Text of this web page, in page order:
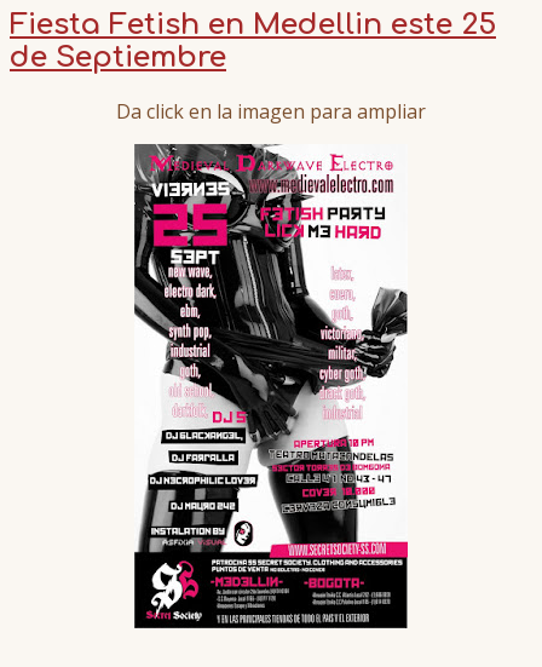
Fiesta Fetish en Medellin este 25
de Septiembre
Da click en la imagen para ampliar